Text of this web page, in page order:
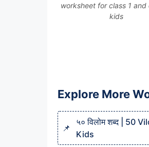
worksheet for class 1 and
kids
Explore More
५० विलोम शब्द | 50
Kids